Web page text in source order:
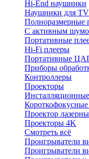
Hi-End наушники
Наушники для TV
Полноразмерные
С активным
Портативные
Hi-Fi плееры
Портативные
Приборы
Контроллеры
Проекторы
Проектор
Проекторы 4K
Смотреть всё
Проигрыватели
Проигрыватели